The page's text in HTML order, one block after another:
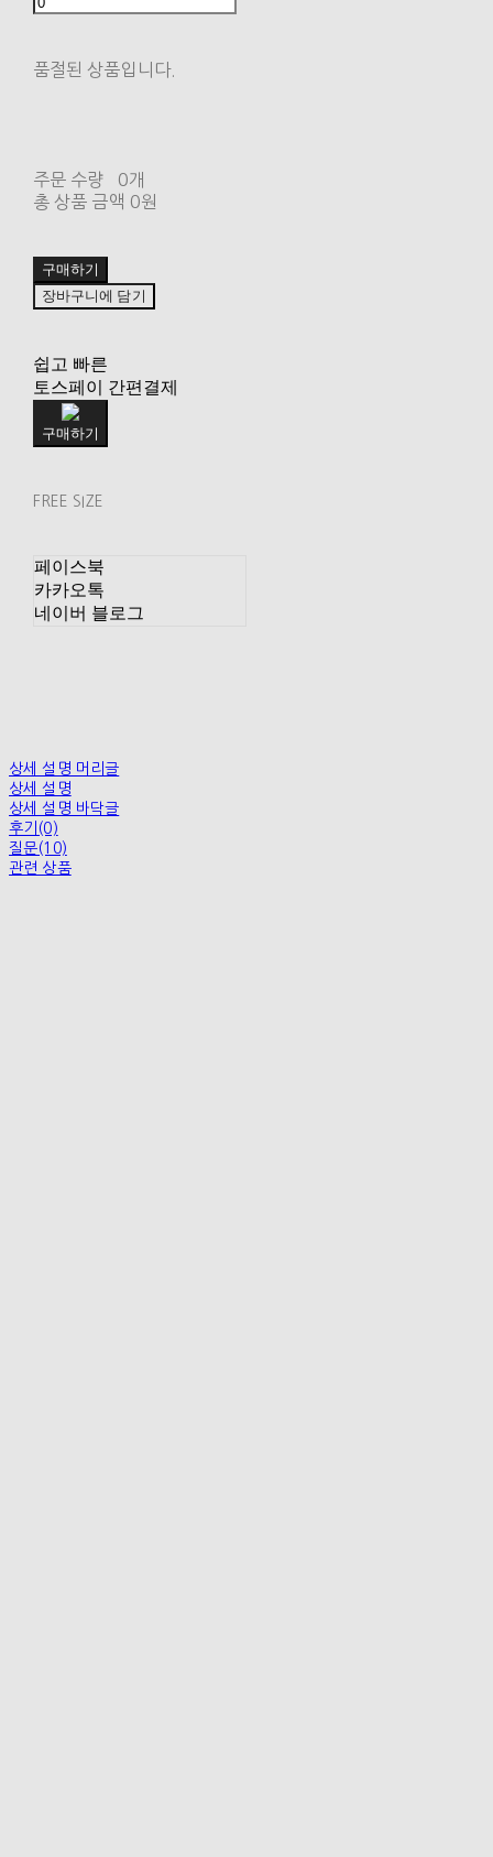
품절된 상품입니다.
주문 수량
0개
총 상품 금액 0원
구매하기
장바구니에 담기
쉽고 빠른
토스페이 간편결제
구매하기
FREE SIZE
페이스북
카카오톡
네이버 블로그
상세 설명 머리글
상세 설명
상세 설명 바닥글
후기(0)
질문(10)
관련 상품